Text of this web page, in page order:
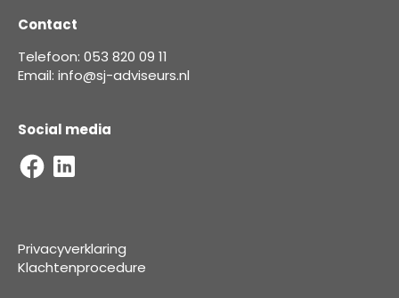
Contact
Telefoon: 053 820 09 11
Email: info@sj-adviseurs.nl
Social media
Privacyverklaring
Klachtenprocedure